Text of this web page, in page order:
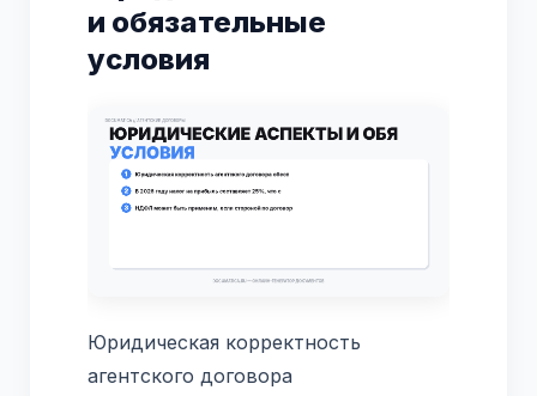
и обязательные
условия
Юридическая корректность
агентского договора